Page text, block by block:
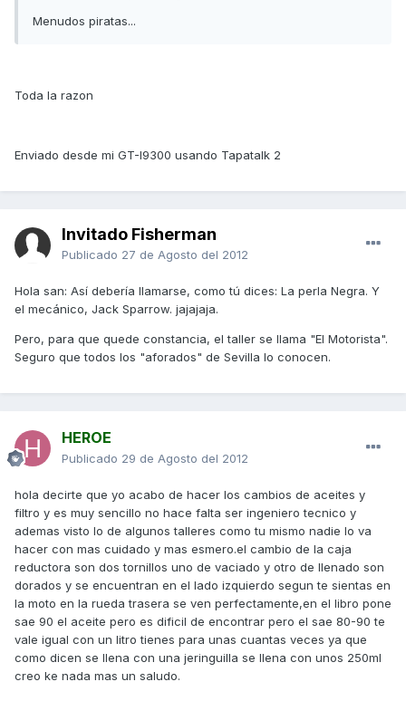
Menudos piratas...
Toda la razon
Enviado desde mi GT-I9300 usando Tapatalk 2
Invitado Fisherman
Publicado 27 de Agosto del 2012
Hola san: Así debería llamarse, como tú dices: La perla Negra. Y
el mecánico, Jack Sparrow. jajajaja.
Pero, para que quede constancia, el taller se llama "El Motorista".
Seguro que todos los "aforados" de Sevilla lo conocen.
HEROE
Publicado 29 de Agosto del 2012
hola decirte que yo acabo de hacer los cambios de aceites y
filtro y es muy sencillo no hace falta ser ingeniero tecnico y
ademas visto lo de algunos talleres como tu mismo nadie lo va
hacer con mas cuidado y mas esmero.el cambio de la caja
reductora son dos tornillos uno de vaciado y otro de llenado son
dorados y se encuentran en el lado izquierdo segun te sientas en
la moto en la rueda trasera se ven perfectamente,en el libro pone
sae 90 el aceite pero es dificil de encontrar pero el sae 80-90 te
vale igual con un litro tienes para unas cuantas veces ya que
como dicen se llena con una jeringuilla se llena con unos 250ml
creo ke nada mas un saludo.